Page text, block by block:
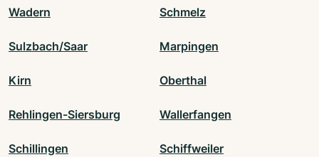
Wadern Schmelz
Sulzbach/Saar Marpingen
Kirn Oberthal
Rehlingen-Siersburg Wallerfangen
Schillingen Schiffweiler